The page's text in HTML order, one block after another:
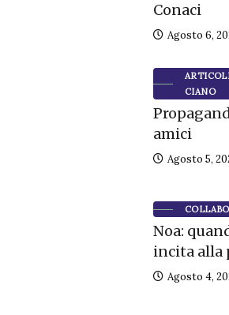
Conaci
Agosto 6,
CIANO
amici
Agosto 5,
Noa:
incita alla
Agosto 4,